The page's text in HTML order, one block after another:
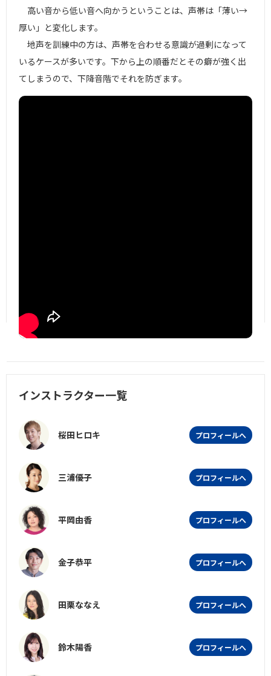
高い音から低い音へ向かうということは、声帯は「薄い→
厚い」と変化します。
地声を訓練中の方は、声帯を合わせる意識が過剰になって
いるケースが多いです。下から上の順番だとその癖が強く出
てしまうので、下降音階でそれを防ぎます。
インストラクター一覧
桜田ヒロキ プロフィールへ
三浦優子 プロフィールへ
平岡由香 プロフィールへ
金子恭平 プロフィールへ
田栗ななえ プロフィールへ
鈴木陽香 プロフィールへ